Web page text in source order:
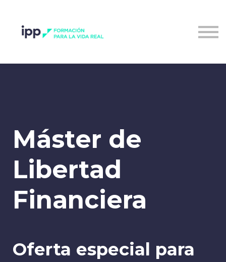
Máster de
Libertad
Financiera
Oferta especial para